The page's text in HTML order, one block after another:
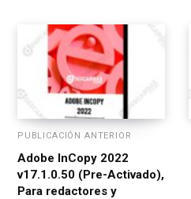
PUBLICACIÓN ANTERIOR
Adobe InCopy 2022
v17.1.0.50 (Pre-Activado),
Para redactores y